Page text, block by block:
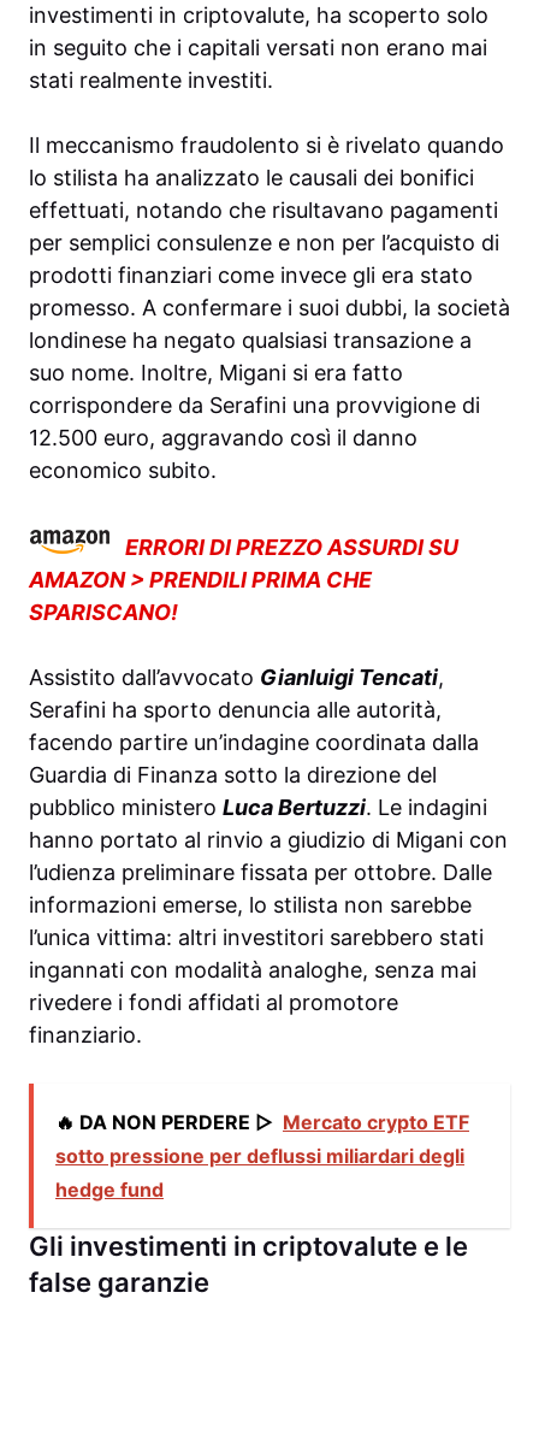
investimenti in criptovalute, ha scoperto solo
in seguito che i capitali versati non erano mai
stati realmente investiti.
Il meccanismo fraudolento si è rivelato quando
lo stilista ha analizzato le causali dei bonifici
effettuati, notando che risultavano pagamenti
per semplici consulenze e non per l’acquisto di
prodotti finanziari come invece gli era stato
promesso. A confermare i suoi dubbi, la società
londinese ha negato qualsiasi transazione a
suo nome. Inoltre, Migani si era fatto
corrispondere da Serafini una provvigione di
12.500 euro, aggravando così il danno
economico subito.
ERRORI DI PREZZO ASSURDI SU
AMAZON > PRENDILI PRIMA CHE
SPARISCANO!
Assistito dall’avvocato Gianluigi Tencati,
Serafini ha sporto denuncia alle autorità,
facendo partire un’indagine coordinata dalla
Guardia di Finanza sotto la direzione del
pubblico ministero Luca Bertuzzi. Le indagini
hanno portato al rinvio a giudizio di Migani con
l’udienza preliminare fissata per ottobre. Dalle
informazioni emerse, lo stilista non sarebbe
l’unica vittima: altri investitori sarebbero stati
ingannati con modalità analoghe, senza mai
rivedere i fondi affidati al promotore
finanziario.
🔥 DA NON PERDERE ▷ Mercato crypto ETF
sotto pressione per deflussi miliardari degli
hedge fund
Gli investimenti in criptovalute e le
false garanzie